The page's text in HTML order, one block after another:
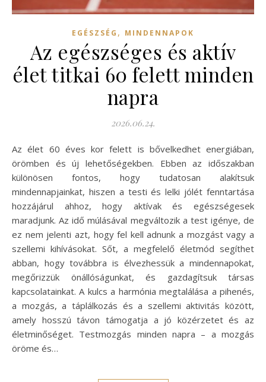
EGÉSZSÉG , MINDENNAPOK
Az egészséges és aktív
élet titkai 60 felett minden
napra
2026.06.24.
Az élet 60 éves kor felett is bővelkedhet energiában,
örömben és új lehetőségekben. Ebben az időszakban
különösen fontos, hogy tudatosan alakítsuk
mindennapjainkat, hiszen a testi és lelki jólét fenntartása
hozzájárul ahhoz, hogy aktívak és egészségesek
maradjunk. Az idő múlásával megváltozik a test igénye, de
ez nem jelenti azt, hogy fel kell adnunk a mozgást vagy a
szellemi kihívásokat. Sőt, a megfelelő életmód segíthet
abban, hogy továbbra is élvezhessük a mindennapokat,
megőrizzük önállóságunkat, és gazdagítsuk társas
kapcsolatainkat. A kulcs a harmónia megtalálása a pihenés,
a mozgás, a táplálkozás és a szellemi aktivitás között,
amely hosszú távon támogatja a jó közérzetet és az
életminőséget. Testmozgás minden napra – a mozgás
öröme és…